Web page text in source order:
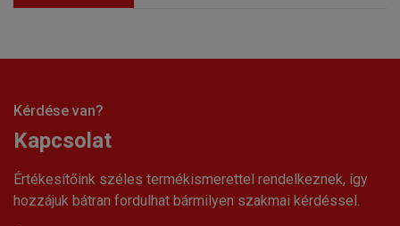
Kérdése van?
Kapcsolat
Értékesítőink széles termékismerettel rendelkeznek, így
hozzájuk bátran fordulhat bármilyen szakmai kérdéssel.